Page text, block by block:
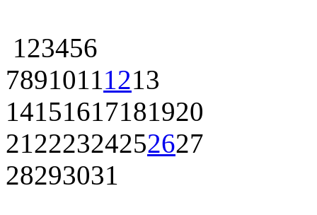
123456
78910111213
14151617181920
21222324252627
28293031